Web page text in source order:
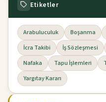
Etiketler
Arabuluculuk Boşanma
İcra Takibi
İş Sözleşmesi
Nafaka
Tapu İşlemleri
Yargıtay Kararı